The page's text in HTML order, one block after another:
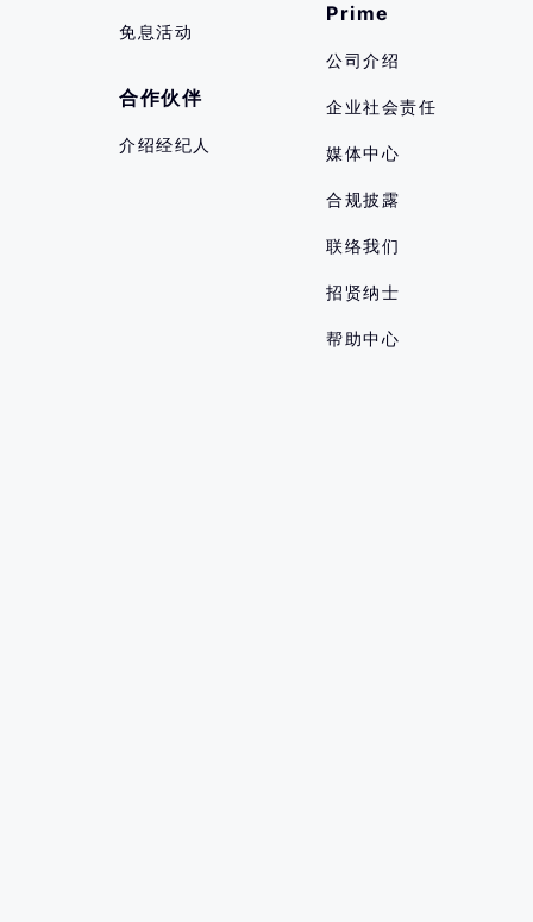
免息活动
合作伙伴
介绍经纪人
Prime
公司介绍
企业社会责任
媒体中心
合规披露
联络我们
招贤纳士
帮助中心